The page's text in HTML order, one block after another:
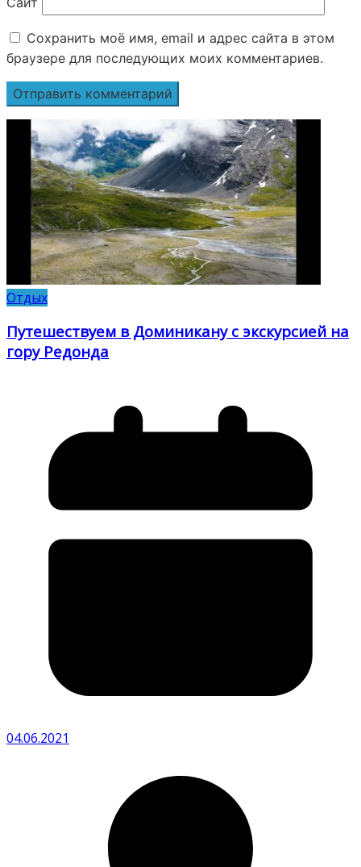
Сохранить моё имя, email и адрес сайта в этом
браузере для последующих моих комментариев.
Отдых
Путешествуем в Доминикану с экскурсией на
гору Редонда
04.06.2021